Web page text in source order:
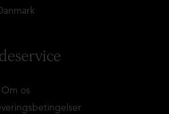
Om os